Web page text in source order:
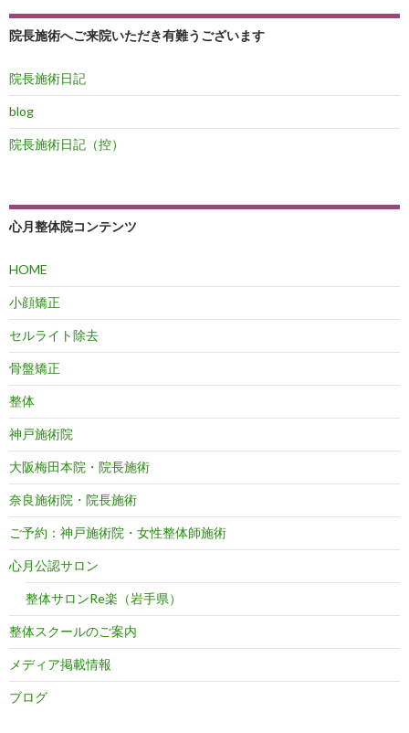
稿
ナ
ビ
ゲ
ー
ョ
ン
院長施術へご来院いただき有難うございます
院長施術日記
blog
院長施術日記（控）
心月整体院コンテンツ
HOME
小顔矯正
セルライト除去
骨盤矯正
整体
神戸施術院
大阪梅田本院・院長施術
奈良施術院・院長施術
ご予約：神戸施術院・女性整体師施術
心月公認サロン
整体サロンRe楽（岩手県）
整体スクールのご案内
メディア掲載情報
ブログ